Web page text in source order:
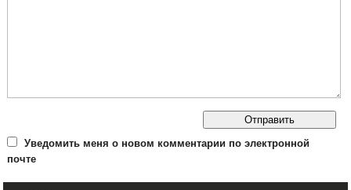
Уведомить меня о новом комментарии по электронной
почте